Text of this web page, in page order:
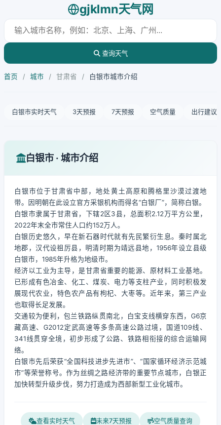
gjklmn天气网
查询天气
首页 / 城市 / 甘肃省 / 白银市城市介绍
白银市实时天气 3天预报 7天预报 空气质量 出行建议
白银市 · 城市介绍
白银市位于甘肃省中部，地处黄土高原和腾格里沙漠过渡地
带。因明朝在此设立官方采银机构而得名“白银厂”，简称白银。
白银市隶属于甘肃省，下辖2区3县，总面积2.12万平方公里，
2022年末全市常住人口约152万人。
白银历史悠久，早在新石器时代就有先民繁衍生息。秦时属北
地郡，汉代设祖厉县，明清时期为靖远县地，1956年设立县级
白银市，1985年升格为地级市。
经济以工业为主导，是甘肃省重要的能源、原材料工业基地。
已形成有色冶金、化工、煤炭、电力等支柱产业，同时积极发
展现代农业，特色农产品有枸杞、大枣等。近年来，第三产业
也取得长足发展。
交通较为便利，包兰铁路纵贯南北，白宝支线横穿东西，G6京
藏高速、G2012定武高速等多条高速公路过境，国道109线、
341线贯穿全境，初步形成了公路、铁路相衔接的综合运输网
络。
白银市先后荣获“全国科技进步先进市”、“国家循环经济示范城
市”等荣誉称号。作为丝绸之路经济带的重要节点城市，白银正
加快转型升级步伐，努力打造成为西部新型工业化城市。
查看实时天气 未来7天预报 空气质量查询